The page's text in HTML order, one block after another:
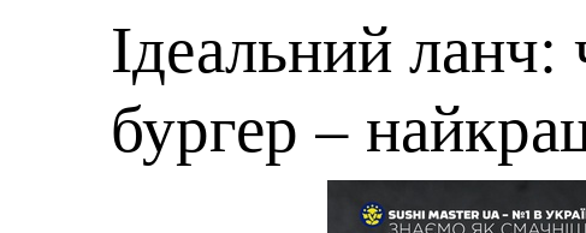
Ідеальний
бургер –